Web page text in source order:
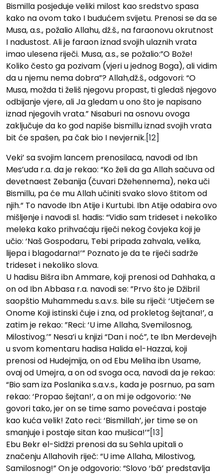
Bismilla posjeduje veliki milost kao sredstvo spasa
kako na ovom tako I budućem svijetu. Prenosi se da se
Musa, a.s., požalio Allahu, dž.š., na faraonovu okrutnost
I nadustost. Ali je faraon iznad svojih ulaznih vrata
imao ulesena riječi. Musa, a.s., se požalio:”O Bože!
Koliko često ga pozivam (vjeri u jednog Boga), ali vidim
da u njemu nema dobra”? Allah,dž.š., odgovori: “O
Musa, možda ti želiš njegovu propast, ti gledaš njegovo
odbijanje vjere, ali Ja gledam u ono što je napisano
iznad njegovih vrata.” Nisaburi na osnovu ovoga
zaključuje da ko god napiše bismillu iznad svojih vrata
bit će spašen, pa čak bio I nevjernik.[12]
Veki’ sa svojim lancem prenosilaca, navodi od Ibn
Mes’uda r.a. da je rekao: “Ko ‍želi da ga Allah sačuva od
devetnaest Zebanija (čuvari D‍žehennema), neka uči
Bismillu, pa će mu Allah učiniti svako slovo štitom od
njih.“ To navode Ibn Atije i Kurtubi. Ibn Atije odabira ovo
mišljenje i navodi sl. hadis: “Vidio sam trideset i nekoliko
meleka kako prihvaćaju riječi nekog čovjeka koji je
učio: ‘Naš Gospodaru, Tebi pripada zahvala, velika,
lijepa i blagodarna!’” Poznato je da te riječi sadrže
trideset i nekoliko slova.
U hadisu Bišra ibn Ammare, koji prenosi od Dahhaka, a
on od Ibn Abbasa r.a. navodi se: ”Prvo što je D‍žibril
saopštio Muhammedu s.a.v.s. bile su riječi: ‘Utječem se
Onome Koji istinski čuje i zna, od prokletog šejtana!’, a
zatim je rekao: ”Reci: ‘U ime Allaha, Svemilosnog,
Milostivog.’” Nesa’i u knjizi “Dan i noć”, te Ibn Merdevejh
u svom komentaru hadisa Halida el-Hazzai, koji
prenosi od Hud‍ejmija, on od Ebu Meliha ibn Usame,
ovaj od Umejra, a on od svoga oca, navodi da je rekao:
“Bio sam iza Poslanika s.a.v.s., kada je posrnuo, pa sam
rekao: ‘Propao šejtan!’, a on mi je odgovorio: ‘Ne
govori tako, jer on se time samo povećava i postaje
kao kuća velik! Zato reci: ‘Bismillah’, jer time se on
smanjuje i postaje sitan kao mušica!’”[13]
Ebu Bekr el-Sidžzi prenosi da su Sehla upitali o
značenju Allahovih riječ: “U ime Allaha, Milostivog,
Samilosnog!” On je odgovorio: “Slovo ‘bā’ predstavlja